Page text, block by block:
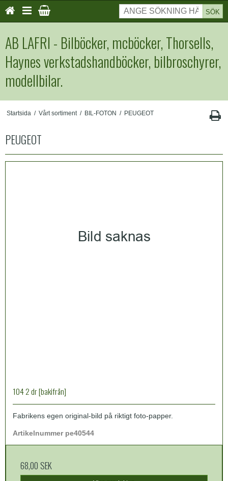
SÖK
AB LAFRI - Bilböcker, mcböcker, Thorsells,
Haynes verkstadshandböcker, bilbroschyrer,
modellbilar.
Startsida / Vårt sortiment / BIL-FOTON / PEUGEOT
PEUGEOT
104 2 dr [bakifrån]
Fabrikens egen original-bild på riktigt foto-papper.
Artikelnummer pe40544
68,00 SEK